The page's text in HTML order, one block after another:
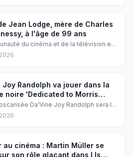
dans un monde post-vérité.
Jean Lodge, mère de Charles
à l'âge de 99 ans
du cinéma et de la télévision est
le décès de Jean Lodge, mère de
Shaughnessy. Elle avait 99 ans.
Joy Randolph va jouer dans la
noire 'Dedicated to Morris
Da'Vine Joy Randolph sera la
la comédie noire indépendante
to Morris Burke', réalisée par Will
mais à un mystérieux Morris
au cinéma : Martin Müller se
son rôle glaçant dans I Is